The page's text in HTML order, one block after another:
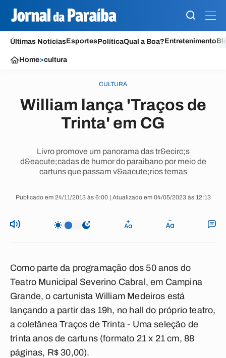
Últimas NotíciasEsportesPolíticaQual a Boa?Entretenimento
Home>cultura
CULTURA
William lança 'Traços de
Trinta' em CG
Livro promove um panorama das tr&ecirc;s
d&eacute;cadas de humor do paraibano por meio de
cartuns que passam v&aacute;rios temas
Publicado em 24/11/2013 às 6:00 | Atualizado em 04/05/2023 às 12:13
Como parte da programação dos 50 anos do
Teatro Municipal Severino Cabral, em Campina
Grande, o cartunista William Medeiros está
lançando a partir das 19h, no hall do próprio teatro,
a coletânea Traços de Trinta - Uma seleção de
trinta anos de cartuns (formato 21 x 21 cm, 88
páginas, R$ 30,00).